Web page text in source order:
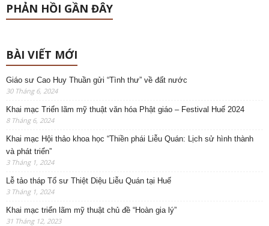
PHẢN HỒI GẦN ĐÂY
BÀI VIẾT MỚI
Giáo sư Cao Huy Thuần gửi “Tình thư” về đất nước
30 Tháng 6, 2024
Khai mạc Triển lãm mỹ thuật văn hóa Phật giáo – Festival Huế 2024
8 Tháng 6, 2024
Khai mạc Hội thảo khoa học “Thiền phái Liễu Quán: Lịch sử hình thành
và phát triển”
3 Tháng 1, 2024
Lễ tảo tháp Tổ sư Thiệt Diệu Liễu Quán tại Huế
3 Tháng 1, 2024
Khai mạc triển lãm mỹ thuật chủ đề “Hoàn gia lý”
31 Tháng 12, 2023